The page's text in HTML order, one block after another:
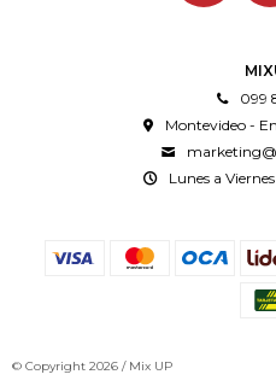
099
Montevideo -
Lunes a
© Copyright 2026 / Mix UP